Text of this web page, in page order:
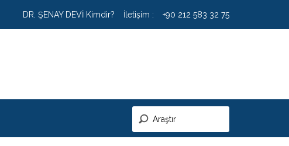
DR. ŞENAY DEVİ Kimdir? İletişim : +90 212 583 32 75